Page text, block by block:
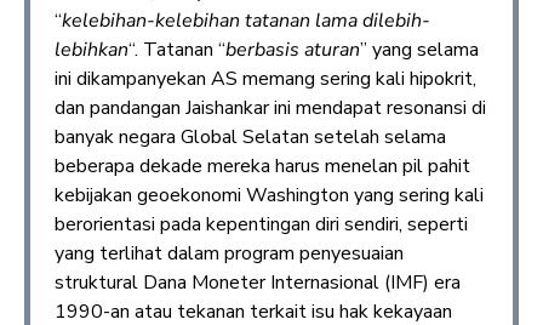
“kelebihan-kelebihan tatanan lama dilebih-
lebihkan“. Tatanan “berbasis aturan” yang selama
ini dikampanyekan AS memang sering kali hipokrit,
dan pandangan Jaishankar ini mendapat resonansi di
banyak negara Global Selatan setelah selama
beberapa dekade mereka harus menelan pil pahit
kebijakan geoekonomi Washington yang sering kali
berorientasi pada kepentingan diri sendiri, seperti
yang terlihat dalam program penyesuaian
struktural Dana Moneter Internasional (IMF) era
1990-an atau tekanan terkait isu hak kekayaan